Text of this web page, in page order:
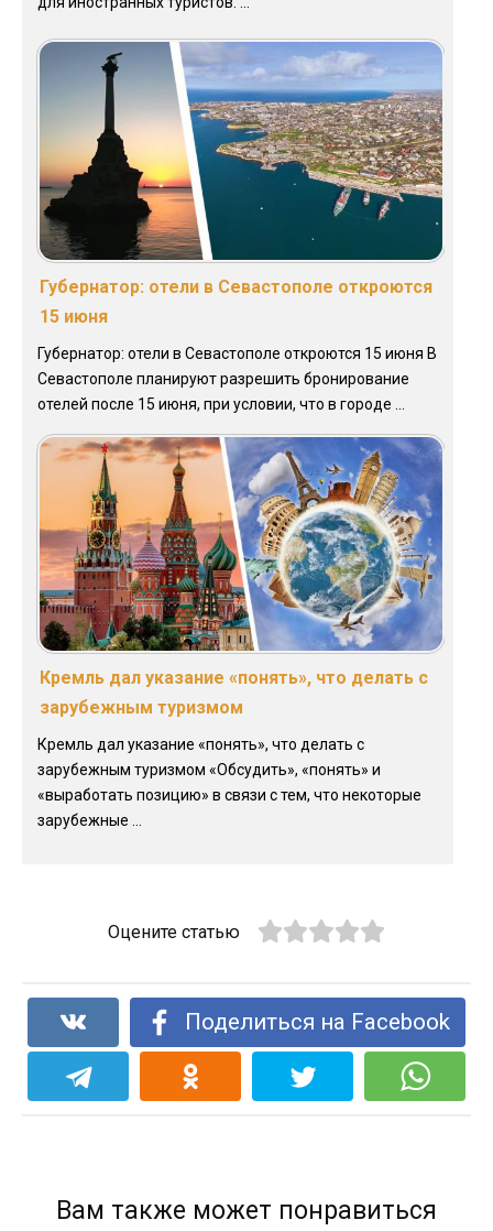
Губернатор: отели в Севастополе откроются
15 июня
Губернатор: отели в Севастополе откроются 15 июня В
Севастополе планируют разрешить бронирование
отелей после 15 июня, при условии, что в городе ...
Кремль дал указание «понять», что делать с
зарубежным туризмом
Кремль дал указание «понять», что делать с
зарубежным туризмом «Обсудить», «понять» и
«выработать позицию» в связи с тем, что некоторые
зарубежные ...
Оцените статью
Поделиться на Facebook
Вам также может понравиться